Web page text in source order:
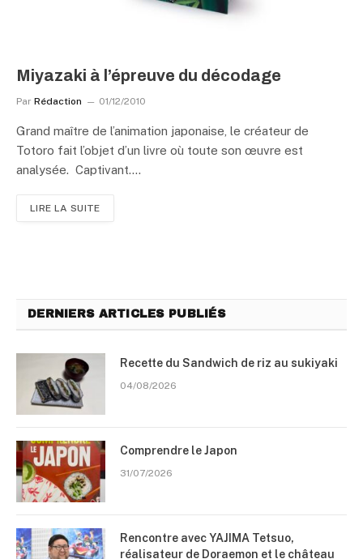
Miyazaki à l’épreuve du décodage
Par Rédaction 01/12/2010
Grand maître de l’animation japonaise, le créateur de
Totoro fait l’objet d’un livre où toute son œuvre est
analysée. Captivant.…
LIRE LA SUITE
DERNIERS ARTICLES PUBLIÉS
Recette du Sandwich de riz au sukiyaki
04/08/2026
Comprendre le Japon
31/07/2026
Rencontre avec YAJIMA Tetsuo,
réalisateur de Doraemon et le château